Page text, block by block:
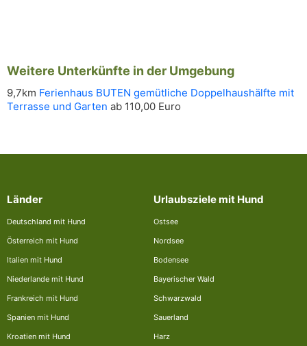
Weitere Unterkünfte in der Umgebung
9,7km Ferienhaus BUTEN gemütliche Doppelhaushälfte mit
Terrasse und Garten ab 110,00 Euro
Länder
Deutschland mit Hund
Österreich mit Hund
Italien mit Hund
Niederlande mit Hund
Frankreich mit Hund
Spanien mit Hund
Kroatien mit Hund
Urlaubsziele mit Hund
Ostsee
Nordsee
Bodensee
Bayerischer Wald
Schwarzwald
Sauerland
Harz